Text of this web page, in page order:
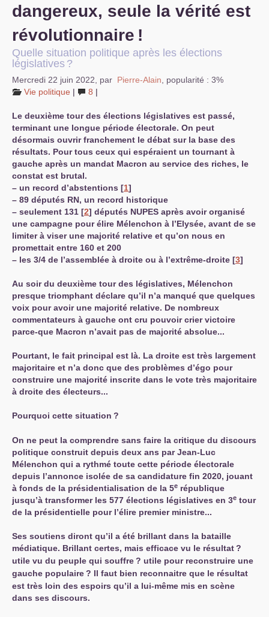
dangereux, seule la vérité est
révolutionnaire !
Quelle situation politique après les élections
législatives ?
Mercredi 22 juin 2022 par Pierre-Alain
popularité : 3%
Vie politique | 8 |
Le deuxième tour des élections législatives est passé,
terminant une longue période électorale. On peut
désormais ouvrir franchement le débat sur la base des
résultats. Pour tous ceux qui espéraient un tournant à
gauche après un mandat Macron au service des riches, le
constat est brutal.
– un record d’abstentions [1]
– 89 députés RN, un record historique
– seulement 131 [2] députés NUPES après avoir organisé
une campagne pour élire Mélenchon à l’Elysée, avant de se
limiter à viser une majorité relative et qu’on nous en
promettait entre 160 et 200
– les 3/4 de l’assemblée à droite ou à l’extrême-droite [3]
Au soir du deuxième tour des législatives, Mélenchon
presque triomphant déclare qu’il n’a manqué que quelques
voix pour avoir une majorité relative. De nombreux
commentateurs à gauche ont cru pouvoir crier victoire
parce-que Macron n’avait pas de majorité absolue...
Pourtant, le fait principal est là. La droite est très largement
majoritaire et n’a donc que des problèmes d’égo pour
construire une majorité inscrite dans le vote très majoritaire
à droite des électeurs...
Pourquoi cette situation ?
On ne peut la comprendre sans faire la critique du discours
politique construit depuis deux ans par Jean-Luc
Mélenchon qui a rythmé toute cette période électorale
depuis l’annonce isolée de sa candidature fin 2020, jouant
à fonds de la présidentialisation de la 5e république
jusqu’à transformer les 577 élections législatives en 3e tour
de la présidentielle pour l’élire premier ministre...
Ses soutiens diront qu’il a été brillant dans la bataille
médiatique. Brillant certes, mais efficace vu le résultat?
utile vu du peuple qui souffre? utile pour reconstruire une
gauche populaire? Il faut bien reconnaitre que le résultat
est très loin des espoirs qu’il a lui-même mis en scène
dans ses discours.